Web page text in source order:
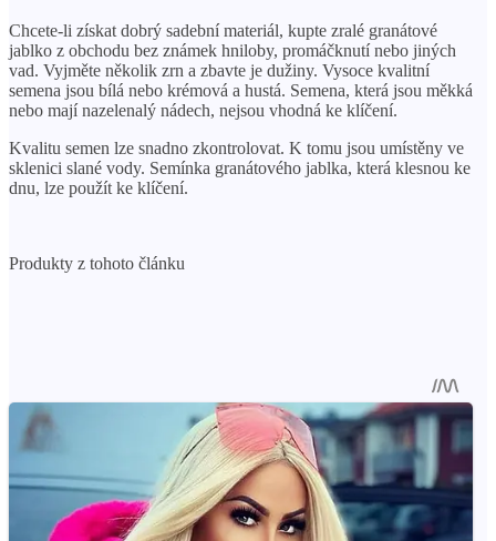
Chcete-li získat dobrý sadební materiál, kupte zralé granátové
jablko z obchodu bez známek hniloby, promáčknutí nebo jiných
vad. Vyjměte několik zrn a zbavte je dužiny. Vysoce kvalitní
semena jsou bílá nebo krémová a hustá. Semena, která jsou měkká
nebo mají nazelenalý nádech, nejsou vhodná ke klíčení.
Kvalitu semen lze snadno zkontrolovat. K tomu jsou umístěny ve
sklenici slané vody. Semínka granátového jablka, která klesnou ke
dnu, lze použít ke klíčení.
Produkty z tohoto článku